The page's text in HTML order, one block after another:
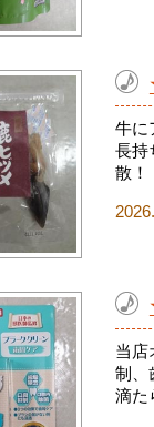
牛に
長持
散！
当店
制、
滴た